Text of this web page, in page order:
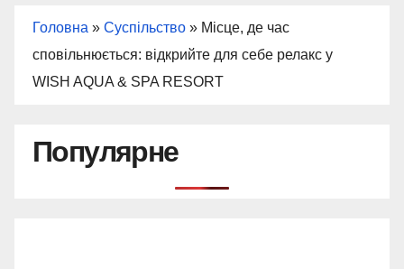
Головна » Суспільство » Місце, де час
сповільнюється: відкрийте для себе релакс у
WISH AQUA & SPA RESORT
Популярне